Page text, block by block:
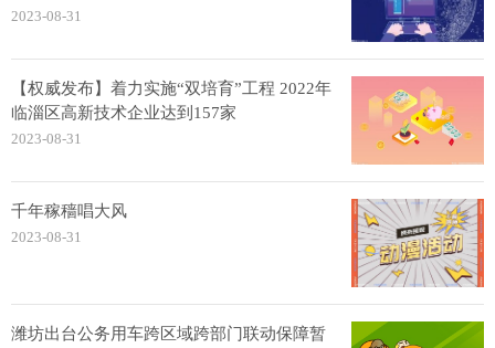
2023-08-31
【权威发布】着力实施“双培育”工程 2022年
临淄区高新技术企业达到157家
2023-08-31
千年稼穑唱大风
2023-08-31
潍坊出台公务用车跨区域跨部门联动保障暂